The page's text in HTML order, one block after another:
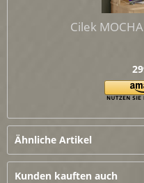
Cilek
Ähnliche Artikel
Kunden kauften auch